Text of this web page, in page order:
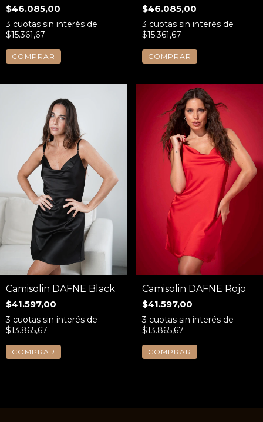
$46.085,00
3 cuotas sin interés de
$15.361,67
COMPRAR
$46.085,00
3 cuotas sin interés de
$15.361,67
COMPRAR
Camisolin DAFNE Black
$41.597,00
3 cuotas sin interés de
$13.865,67
COMPRAR
Camisolin DAFNE Rojo
$41.597,00
3 cuotas sin interés de
$13.865,67
COMPRAR